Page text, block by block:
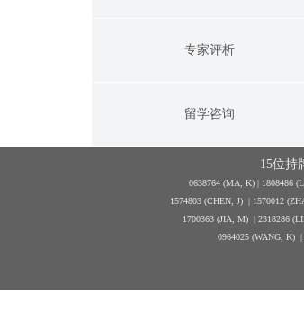
专家评析
留学咨询
15位持
0638764 (MA, K) | 1808486
1574803 (CHEN, J) | 1570012
1700363 (JIA, M) | 2318286
0964025 (WANG, K) |